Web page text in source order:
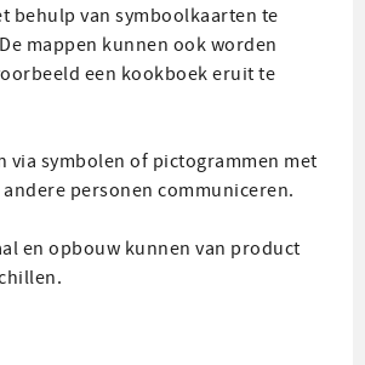
behulp van symboolkaarten te
mappen kunnen ook worden
een kookboek eruit te
via symbolen of pictogrammen met
personen communiceren.
en opbouw kunnen van product